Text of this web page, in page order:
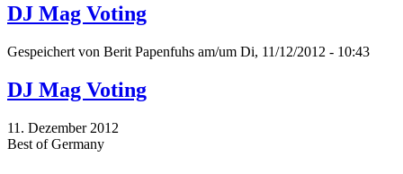
DJ Mag Voting
Gespeichert von Berit Papenfuhs am/um Di, 11/12/2012 - 10:43
DJ Mag Voting
11. Dezember 2012
Best of Germany